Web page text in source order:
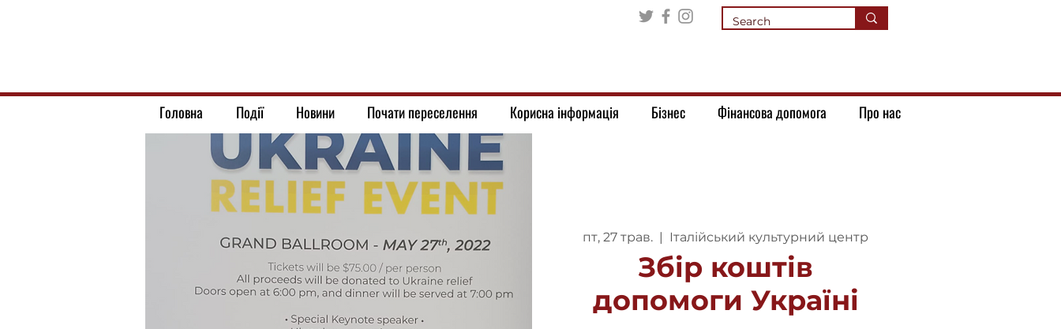
Головна Події Новини Почати переселення Корисна інформація Бізнес Фінансова допомога Про нас
пт, 27 трав.
  |
Італійський культурний центр
Збір коштів
допомоги Україні